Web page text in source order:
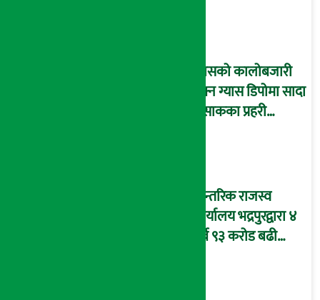
ग्यासको कालोबजारी
रोक्न ग्यास डिपोमा सादा
पोसाकका प्रहरी
आन्तरिक राजस्व
कार्यालय भद्रपुरद्वारा ४
अर्ब ९३ करोड बढी